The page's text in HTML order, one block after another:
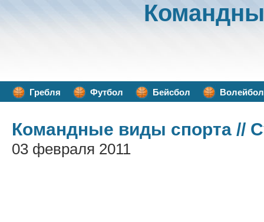
Гребля Футбол Бейсбол Волейбол
Командные виды спорта //
03 февраля 2011